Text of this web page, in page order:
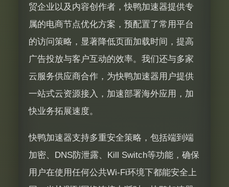
贸企业以及内容创作者，快鸭加速器提供专
属的电商节点优化方案，预配置了常用平台
的访问策略，显著降低页面加载时间，提高
广告投放与客户互动的效率。我们还与多家
云服务供应商合作，为快鸭加速器用户提供
一站式云资源接入，加速部署海外应用，加
快业务拓展速度。
快鸭加速器支持多重安全策略，包括端到端
加密、DNS防泄露、Kill Switch等功能，确保
用户在使用任何公共Wi-Fi环境下都能安全上